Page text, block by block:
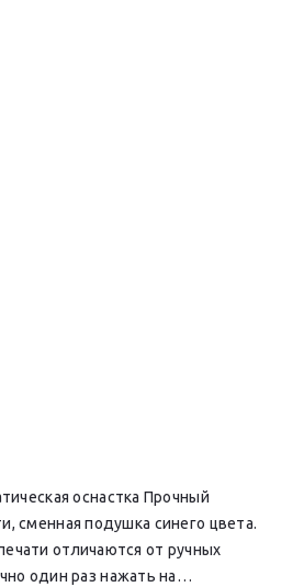
оснастка Прочный
сменная подушка синего цвета.
отличаются от ручных
один раз нажать на…